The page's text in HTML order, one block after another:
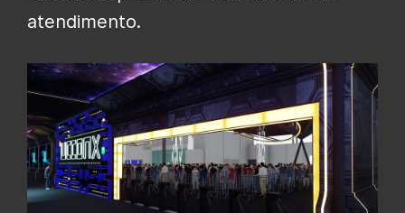
atendimento.